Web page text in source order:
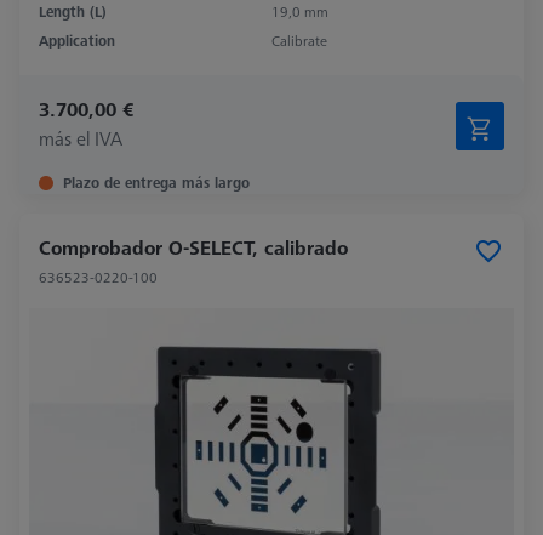
Length (L)
19,0 mm
Application
Calibrate
3.700,00 €
más el IVA
Plazo de entrega más largo
Comprobador O-SELECT, calibrado
636523-0220-100